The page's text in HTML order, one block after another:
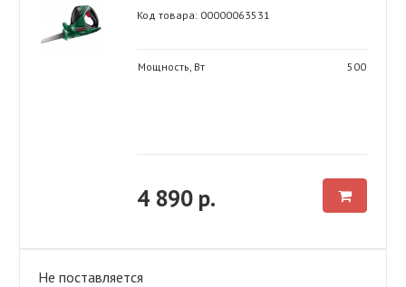
Код товара: 00000063531
Мощность, Вт 500
4 890 р.
Не поставляется